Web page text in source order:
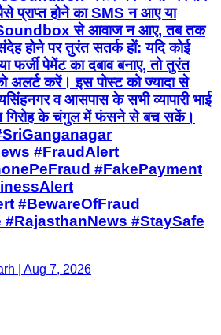
प्राप्त होने का SMS न आए या
से आवाज न आए, तब तक
होने पर तुरंत सतर्क हों: यदि कोई
फर्जी पेमेंट का दबाव बनाए, तो तुरंत
अलर्ट करें। इस पोस्ट को ज्यादा से
व आसपास के सभी व्यापारी भाई
के चंगुल में फंसने से बच सकें।
#FraudAlert
#FakePayment
#BewareOfFraud
#StaySafe
| Aug 7, 2026